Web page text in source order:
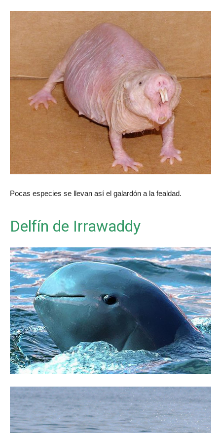
Pocas especies se llevan así el galardón a la fealdad.
Delfín de Irrawaddy